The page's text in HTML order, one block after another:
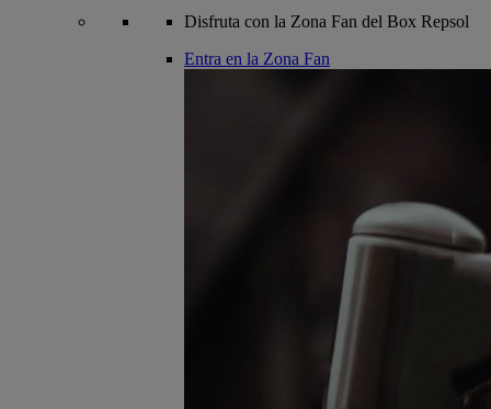
Disfruta con la Zona Fan del Box Repsol
Entra en la Zona Fan